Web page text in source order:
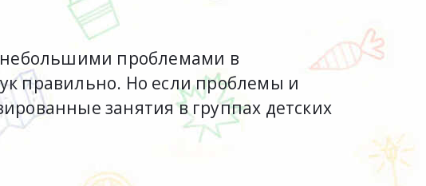
небольшими проблемами в
правильно. Но если проблемы и
занятия в группах детских